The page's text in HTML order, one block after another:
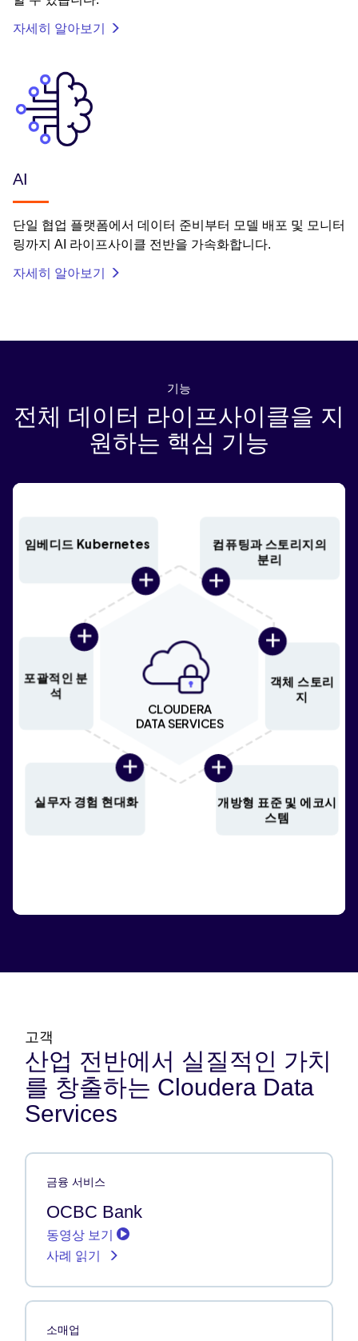
자세히 알아보기
AI
단일 협업 플랫폼에서 데이터 준비부터 모델 배포 및 모니터
링까지 AI 라이프사이클 전반을 가속화합니다.
자세히 알아보기
기능
전체 데이터 라이프사이클을 지
원하는 핵심 기능
고객
산업 전반에서 실질적인 가치
를 창출하는 Cloudera Data
Services
금융 서비스
OCBC Bank
동영상 보기
사례 읽기
소매업